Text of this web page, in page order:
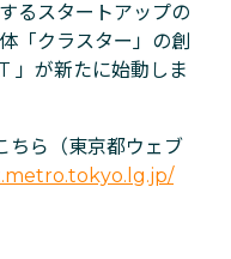
るスタートアップの
「クラスター」の創
」が新たに始動しま
ちら（東京都ウェブ